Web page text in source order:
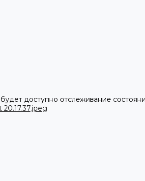
доступно отслеживание